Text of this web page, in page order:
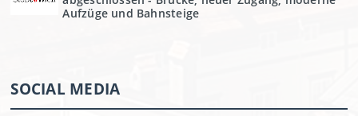
Aufzüge und Bahnsteige
SOCIAL MEDIA